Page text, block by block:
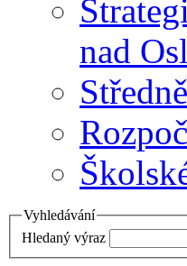
nad
Vyhledávání
Hledaný výraz